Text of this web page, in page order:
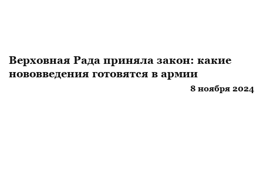
Верховная Рада приняла закон: какие
нововведения готовятся в армии
8 ноября 2024